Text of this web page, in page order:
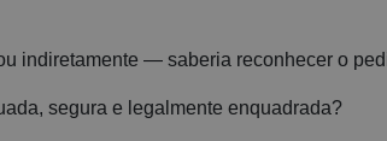
indiretamente — saberia reconhecer o
segura e legalmente enquadrada?